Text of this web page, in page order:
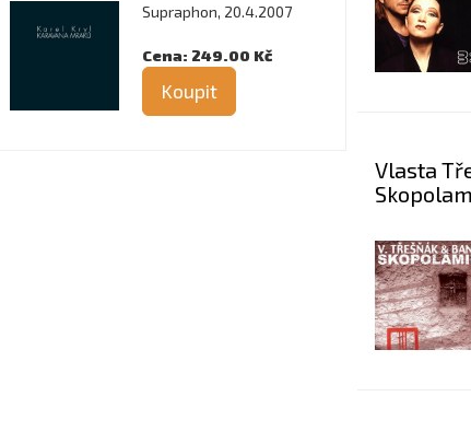
Supraphon, 20.4.2007
Cena: 249.00 Kč
Koupit
Vlasta